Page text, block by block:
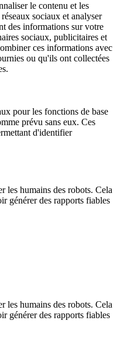
le contenu et les
sociaux et analyser
des informations sur votre
sociaux, publicitaires et
ces informations avec
ou qu'ils ont collectées
pour les fonctions de base
prévu sans eux. Ces
d'identifier
les humains des robots. Cela
générer des rapports fiables
les humains des robots. Cela
générer des rapports fiables